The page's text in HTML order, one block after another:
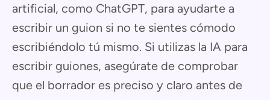
artificial, como ChatGPT, para ayudarte a
escribir un guion si no te sientes cómodo
escribiéndolo tú mismo. Si utilizas la IA para
escribir guiones, asegúrate de comprobar
que el borrador es preciso y claro antes de